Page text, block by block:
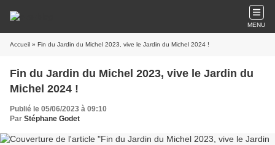
MENU
Accueil » Fin du Jardin du Michel 2023, vive le Jardin du Michel 2024 !
Fin du Jardin du Michel 2023, vive le Jardin du
Michel 2024 !
Publié le 05/06/2023 à 09:10
Par Stéphane Godet